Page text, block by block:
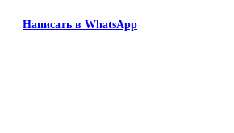
Написать в WhatsApp